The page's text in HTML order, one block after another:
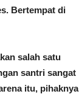
Bertempat di
salah satu
santri sangat
itu, pihaknya